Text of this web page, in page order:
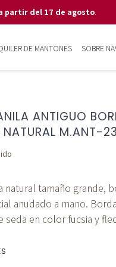
partir del 17 de agosto.
DE MANTONES SOBRE
ANTIGUO
NATURAL M.ANT-23
natural tamaño grande,
anudado a mano.
seda en color fucsia y